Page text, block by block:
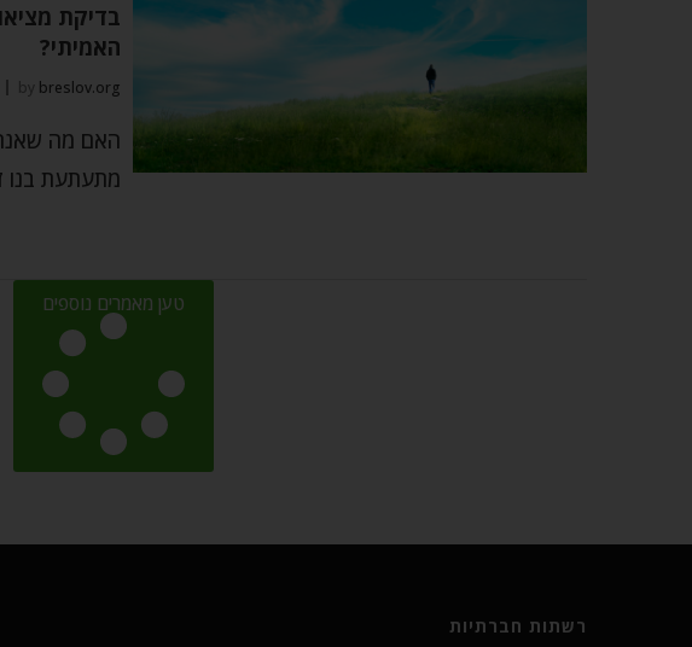
בדיקת
האמיתי?
by breslov.org
האם מה
מתעתעת בנו
טען מאמרים נוספים
רשתות חברתיות